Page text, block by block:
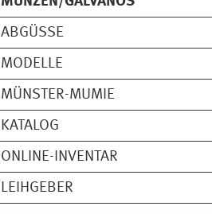
ABGÜSSE
MODELLE
MÜNSTER-MUMIE
KATALOG
ONLINE-INVENTAR
LEIHGEBER